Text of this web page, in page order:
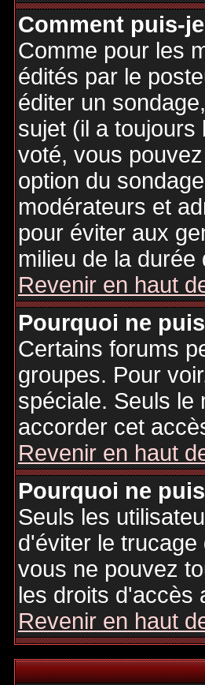
Comment puis-
Comme pour les
édités par le
éditer un
sujet (il a toujours
voté, vous
option du
modérateurs et
pour éviter aux
milieu de la durée
Revenir en haut
Pourquoi ne
Certains forums
groupes. Pour
spéciale. Seuls le
accorder cet
Revenir en haut
Pourquoi ne
Seuls les
d'éviter le
vous ne pouvez
les droits d'accès
Revenir en haut